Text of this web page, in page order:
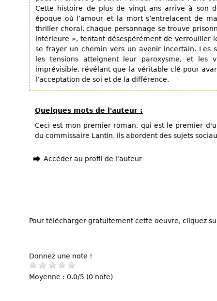
Cette histoire de plus de vingt ans arrive à son
époque où l’amour et la mort s’entrelacent de
thriller choral, chaque personnage se trouve
intérieure », tentant désespérément de verrouiller
se frayer un chemin vers un avenir incertain. Les
les tensions atteignent leur paroxysme, et les
imprévisible, révélant que la véritable clé pour
l’acceptation de soi et de la différence.
Quelques mots de l'auteur :
Ceci est mon premier roman, qui est le premier
du commissaire Lantin. Ils abordent des sujets
Accéder au profil de l'auteur
Pour télécharger gratuitement cette oeuvre, cliquez
Donnez une note !
Moyenne : 0.0/5 (0 note)